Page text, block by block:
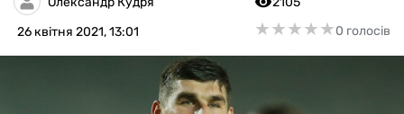
БУКМЕКЕРИ
26 квітня 2021, 13:01
★★★★★
★★★★★0 голосів